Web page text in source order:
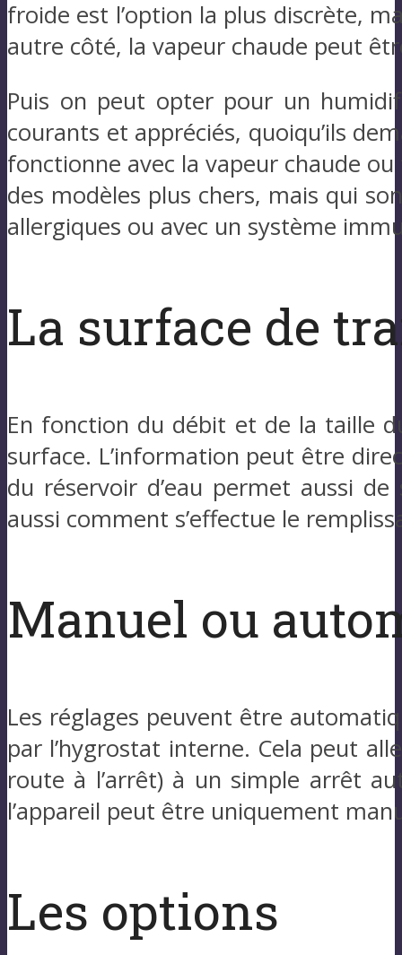
froide est l’option la plus discrète,
autre côté, la vapeur chaude peut
Puis on peut opter pour un
courants et appréciés, quoiqu’ils
fonctionne avec la vapeur chaude
des modèles plus chers, mais qui
allergiques ou avec un système
La surface de
En fonction du débit et de la taille
surface. L’information peut être
du réservoir d’eau permet aussi
aussi comment s’effectue le
Manuel ou
Les réglages peuvent être
par l’hygrostat interne. Cela peut
route à l’arrêt) à un simple arrêt
l’appareil peut être uniquement
Les options